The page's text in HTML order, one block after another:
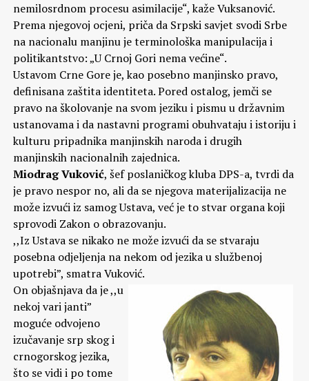
nemilosrdnom procesu asimilacije“, kaže Vuksanović.
Prema njegovoj ocjeni, priča da Srpski savjet svodi Srbe
na nacionalu manjinu je terminološka manipulacija i
politikantstvo: „U Crnoj Gori nema većine“.
Ustavom Crne Gore je, kao posebno manjinsko pravo,
definisana zaštita identiteta. Pored ostalog, jemči se
pravo na školovanje na svom jeziku i pismu u državnim
ustanovama i da nastavni programi obuhvataju i istoriju i
kulturu pripadnika manjinskih naroda i drugih
manjinskih nacionalnih zajednica.
Miodrag Vuković, šef poslaničkog kluba DPS-a, tvrdi da
je pravo nespor no, ali da se njegova materijalizacija ne
može izvući iz samog Ustava, već je to stvar organa koji
sprovodi Zakon o obrazovanju.
,,Iz Ustava se nikako ne može izvući da se stvaraju
posebna odjeljenja na nekom od jezika u službenoj
upotrebi”, smatra Vuković.
On objašnjava da je ,,u
nekoj vari janti”
moguće odvojeno
izučavanje srp skog i
crnogorskog jezika,
što se vidi i po tome